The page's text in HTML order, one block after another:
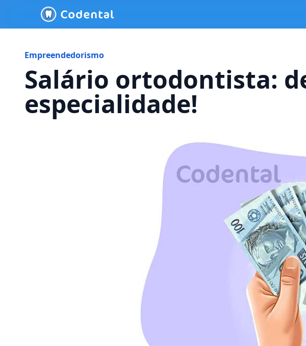
Empreendedorismo
Salário ortodontista:
especialidade!